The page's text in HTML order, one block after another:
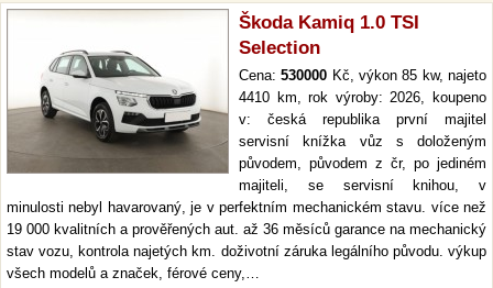
Škoda Kamiq 1.0 TSI
Selection
Cena:530000 Kč, výkon 85 kw, najeto
4410 km, rok výroby: 2026, koupeno
v: česká republika první majitel
servisní knížka vůz s doloženým
původem, původem z čr, po jediném
majiteli, se servisní knihou, v
minulosti nebyl havarovaný, je v perfektním mechanickém stavu. více než
19 000 kvalitních a prověřených aut. až 36 měsíců garance na mechanický
stav vozu, kontrola najetých km. doživotní záruka legálního původu. výkup
všech modelů a značek, férové ceny,…